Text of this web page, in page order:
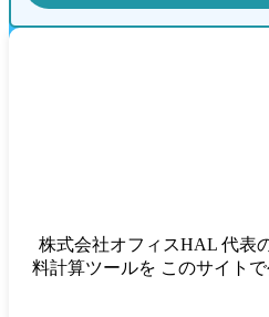
株式会社オフィスHAL 代表
料計算ツールを このサイト